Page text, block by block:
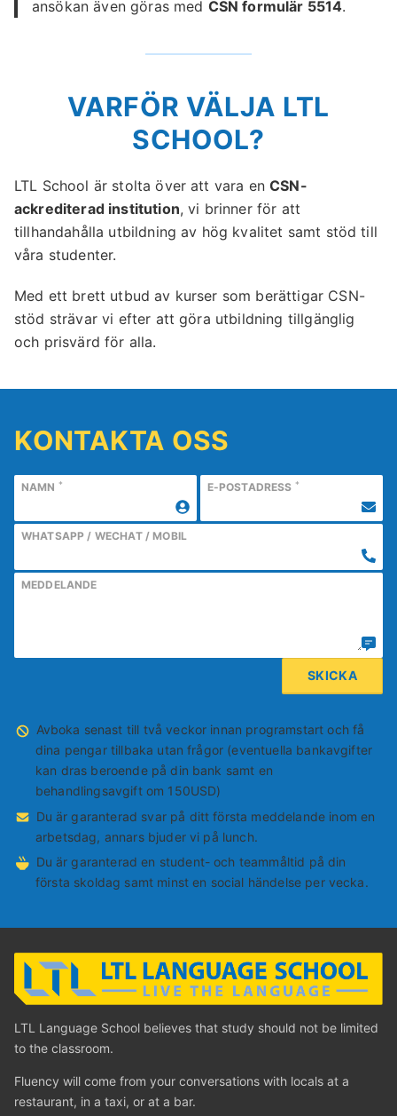
ansökan även göras med CSN formulär 5514.
VARFÖR VÄLJA LTL
SCHOOL?
LTL School är stolta över att vara enCSN-
ackrediterad institution, vi brinner för att
tillhandahålla utbildning av hög kvalitet samt stöd till
våra studenter.
Med ett brett utbud av kurser som berättigar CSN-
stöd strävar vi efter att göra utbildning tillgänglig
och prisvärd för alla.
KONTAKTA OSS
NAMN * E-POSTADRESS *
WHATSAPP / WECHAT / MOBIL
MEDDELANDE
Avboka senast till två veckor innan programstart och få
dina pengar tillbaka utan frågor (eventuella bankavgifter
kan dras beroende på din bank samt en
behandlingsavgift om 150USD)
Du är garanterad svar på ditt första meddelande inom en
arbetsdag, annars bjuder vi på lunch.
Du är garanterad en student- och teammåltid på din
första skoldag samt minst en social händelse per vecka.
LTL Language School believes that study should not be limited
to the classroom.
Fluency will come from your conversations with locals at a
restaurant, in a taxi, or at a bar.